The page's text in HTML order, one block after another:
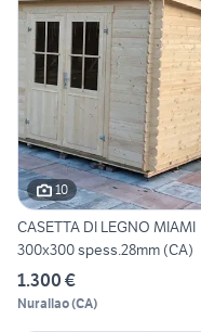
10
CASETTA DI LEGNO MIAMI
300x300 spess.28mm (CA)
1.300 €
Nurallao(CA)